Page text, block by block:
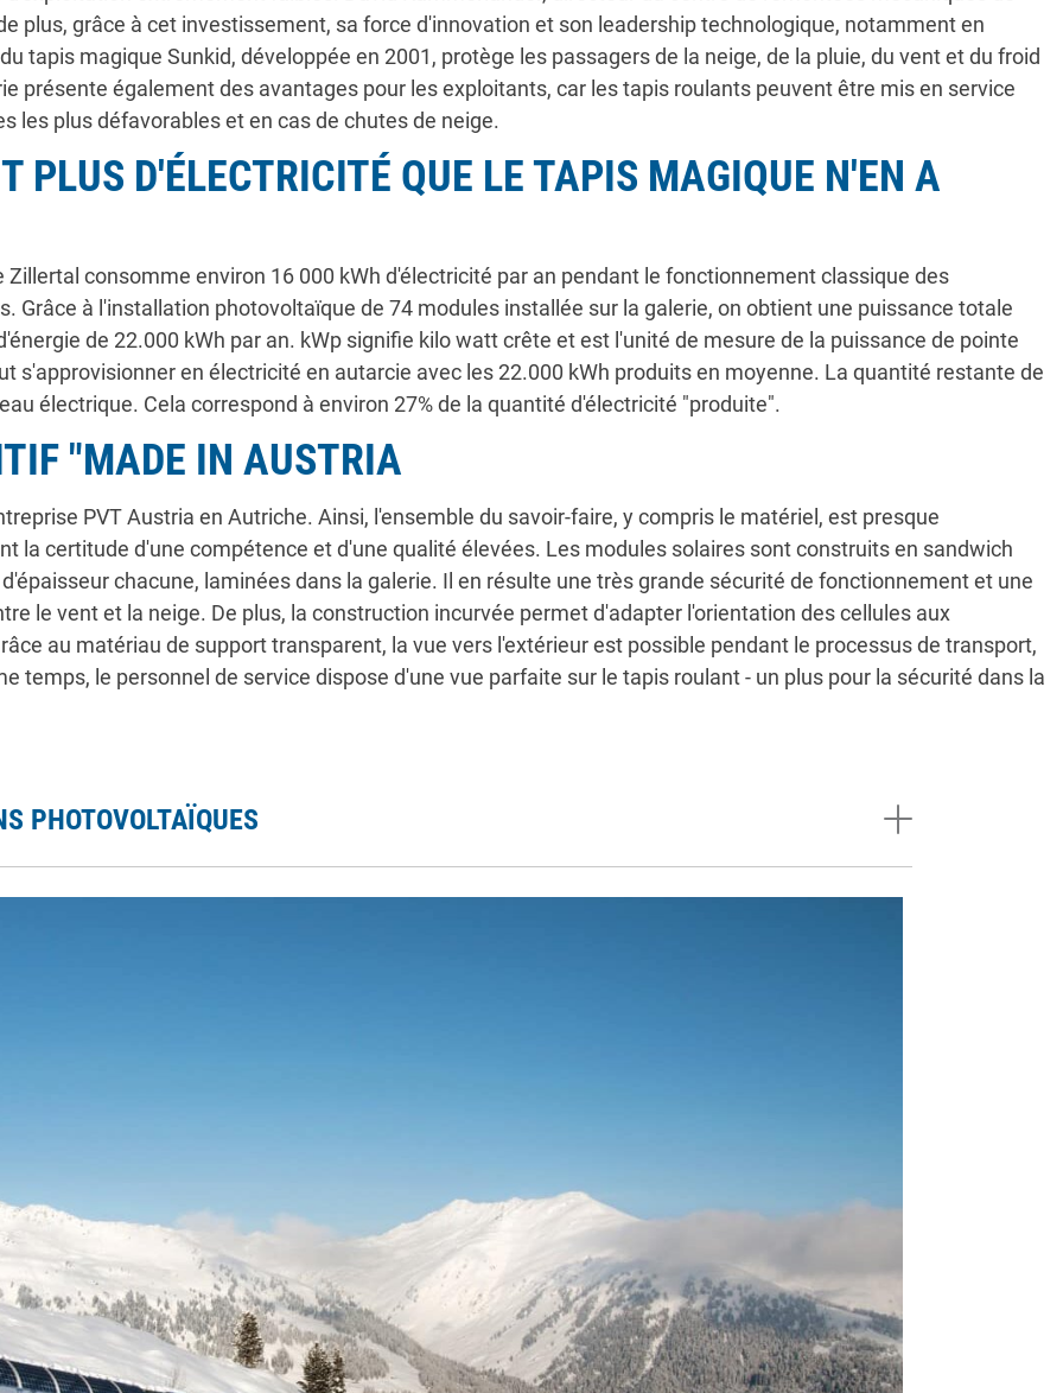
plus, grâce à cet investissement, sa force d'innovation et son leadership technologique, notamment en
tapis magique Sunkid, développée en 2001, protège les passagers de la neige, de la pluie, du vent et du froid
présente également des avantages pour les exploitants, car les tapis roulants peuvent être mis en service
les plus défavorables et en cas de chutes de neige.
PLUS D'ÉLECTRICITÉ QUE LE TAPIS MAGIQUE N'EN A
consomme environ 16 000 kWh d'électricité par an pendant le fonctionnement classique des
Grâce à l'installation photovoltaïque de 74 modules installée sur la galerie, on obtient une puissance totale
de 22.000 kWh par an. kWp signifie kilo watt crête et est l'unité de mesure de la puissance de pointe
s'approvisionner en électricité en autarcie avec les 22.000 kWh produits en moyenne. La quantité restante de
électrique. Cela correspond à environ 27% de la quantité d'électricité "produite".
"MADE IN AUSTRIA
PVT Austria en Autriche. Ainsi, l'ensemble du savoir-faire, y compris le matériel, est presque
la certitude d'une compétence et d'une qualité élevées. Les modules solaires sont construits en sandwich
chacune, laminées dans la galerie. Il en résulte une très grande sécurité de fonctionnement et une
le vent et la neige. De plus, la construction incurvée permet d'adapter l'orientation des cellules aux
au matériau de support transparent, la vue vers l'extérieur est possible pendant le processus de transport,
temps, le personnel de service dispose d'une vue parfaite sur le tapis roulant - un plus pour la sécurité dans la
PHOTOVOLTAÏQUES